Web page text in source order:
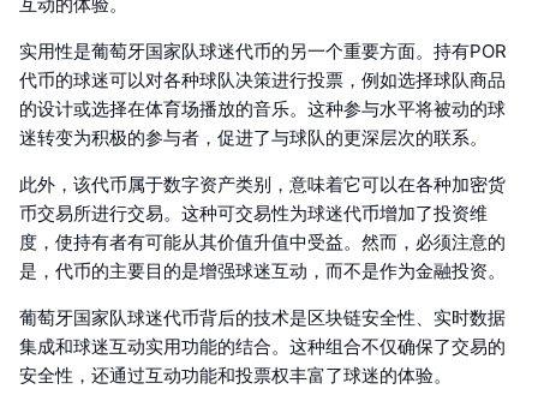
互动的体验。
实用性是葡萄牙国家队球迷代币的另一个重要方面。持有POR
代币的球迷可以对各种球队决策进行投票，例如选择球队商品
的设计或选择在体育场播放的音乐。这种参与水平将被动的球
迷转变为积极的参与者，促进了与球队的更深层次的联系。
此外，该代币属于数字资产类别，意味着它可以在各种加密货
币交易所进行交易。这种可交易性为球迷代币增加了投资维
度，使持有者有可能从其价值升值中受益。然而，必须注意的
是，代币的主要目的是增强球迷互动，而不是作为金融投资。
葡萄牙国家队球迷代币背后的技术是区块链安全性、实时数据
集成和球迷互动实用功能的结合。这种组合不仅确保了交易的
安全性，还通过互动功能和投票权丰富了球迷的体验。